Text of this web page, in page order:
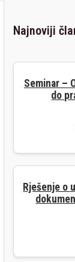
Najnoviji
Seminar –
do
Rješenje o